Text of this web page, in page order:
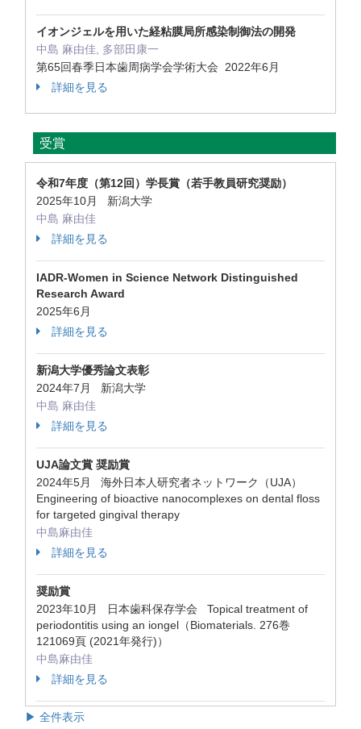
イオンジェルを⽤いた経粘膜局所感染制御法の開発
中島 麻由佳, 多部田康一
第65回春季⽇本⻭周病学会学術⼤会 2022年6月
詳細を見る
受賞
令和7年度（第12回）学長賞（若手教員研究奨励）
2025年10月 新潟大学
中島 麻由佳
詳細を見る
IADR-Women in Science Network Distinguished
Research Award
2025年6月
詳細を見る
新潟大学優秀論文表彰
2024年7月 新潟大学
中島 麻由佳
詳細を見る
UJA論文賞 奨励賞
2024年5月 海外日本人研究者ネットワーク（UJA）
Engineering of bioactive nanocomplexes on dental floss
for targeted gingival therapy
中島麻由佳
詳細を見る
奨励賞
2023年10月 日本歯科保存学会 Topical treatment of
periodontitis using an iongel（Biomaterials. 276巻
121069頁 (2021年発行)）
中島麻由佳
詳細を見る
▶ 全件表示